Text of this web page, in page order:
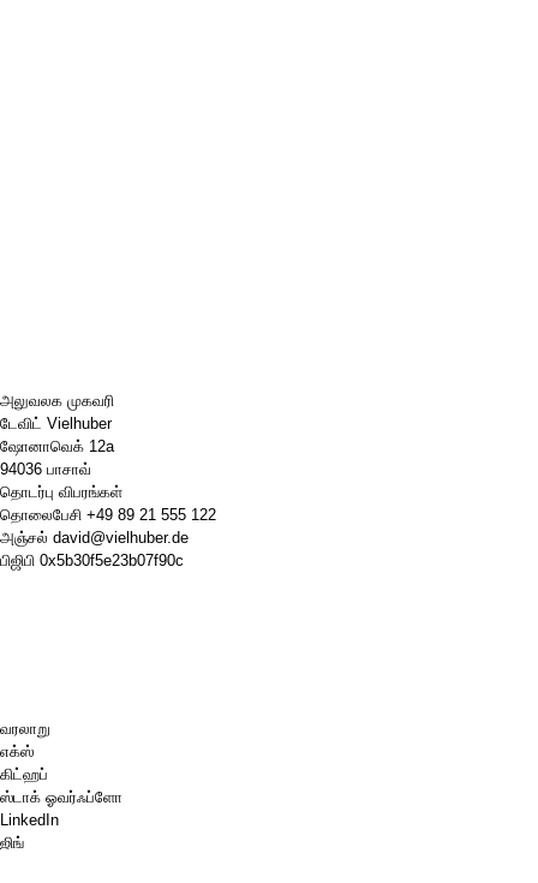
அலுவலக முகவரி
டேவிட் Vielhuber
ஷோனாவெக் 12a
94036 பாசாவ்
தொடர்பு விபரங்கள்
தொலைபேசி +49 89 21 555 122
அஞ்சல் david@vielhuber.de
பிஜிபி 0x5b30f5e23b07f90c
வரலாறு
எக்ஸ்
கிட்ஹப்
ஸ்டாக் ஓவர்ஃப்ளோ
LinkedIn
ஜிங்